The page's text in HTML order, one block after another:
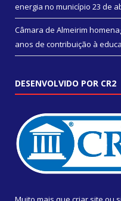
energia no município 23 de
Câmara de Almeirim
anos de contribuição à
DESENVOLVIDO POR CR2